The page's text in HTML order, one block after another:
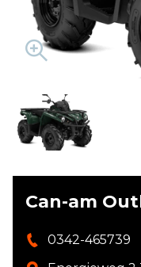
Can-am
0342-465739